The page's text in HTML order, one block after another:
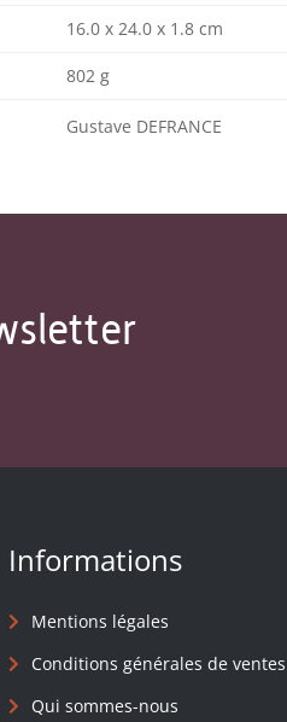
16.0 x 24.0 x 1.8 cm
802 g
Gustave DEFRANCE
Informations
Mentions légales
Conditions générales de ventes
Qui sommes-nous